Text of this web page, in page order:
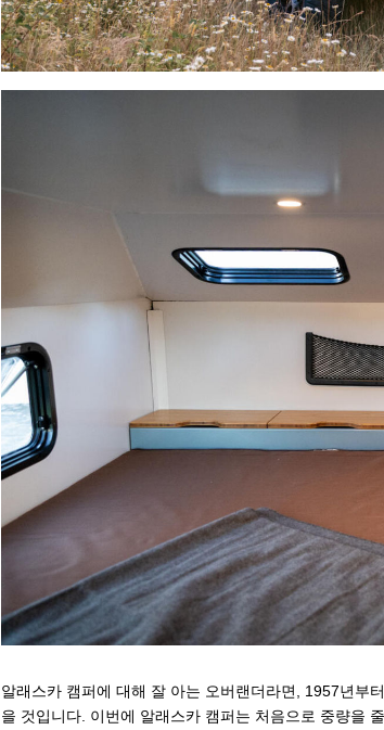
알래스카 캠퍼에 대해 잘 아는 오버랜더라면, 1957년부
을 것입니다. 이번에 알래스카 캠퍼는 처음으로 중량을